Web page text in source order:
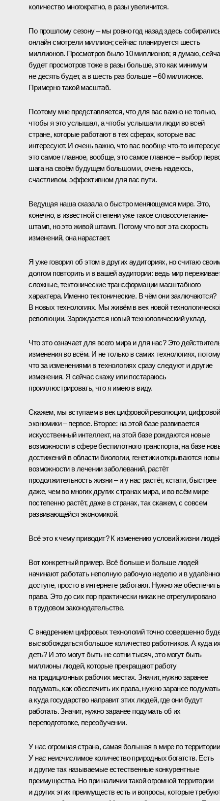
количество многократно, в разы увеличится.
По прошлому сезону – мы ровно год назад здесь
онлайн смотрели миллион; сейчас планируется шесть
миллионов. Просмотров было 10 миллионов; я думаю,
будет просмотров тоже в разы больше, это как минимум
не десять будет, а в шесть раз больше – 60 миллионов.
Примерно такой масштаб.
Поэтому мне представляется, что для вас важно не только,
чтобы я это услышал, а чтобы услышали люди во всей
стране, которые работают в тех сферах, которые вас
интересуют. И очень важно, что вас вообще что‑то
это самое главное, вообще, это самое главное – выбор
шага на своём будущем большом и, очень надеюсь,
счастливом, эффективном для вас пути.
Ведущая наша сказала о быстро меняющемся мире. Это,
конечно, в известной степени уже такое словосочетание-
штамп, но это живой штамп. Потому что вот эта скорость
изменений, она нарастает.
Я уже говорил об этом в других аудиториях, но считаю
долгом повторить и в вашей аудитории: ведь мир
сложные, тектонические трансформации масштабного
характера. Именно тектонические. В чём они заключаются?
В новых технологиях. Мы живём в век новой
революции. Зарождается новый технологический уклад.
Что это означает для всего мира и для нас? Это
изменения во всём. И не только в самих технологиях, потому
что за изменениями в технологиях сразу следуют и другие
изменения. Я сейчас скажу или постараюсь
проиллюстрировать, что я имею в виду.
Скажем, мы вступаем в век цифровой революции, цифровой
экономики – первое. Второе: на этой базе развивается
искусственный интеллект, на этой базе рождаются новые
возможности в сфере беспилотного транспорта, на базе
достижений в области биологии, генетики открываются
возможности в лечении заболеваний, растёт
продолжительность жизни – и у нас растёт, кстати, быстрее
даже, чем во многих других странах мира, и во всём мире
постепенно растёт, даже в странах, так скажем, с совсем
развивающейся экономикой.
Всё это к чему приводит? К изменению условий жизни
Вот конкретный пример. Всё больше и больше людей
начинают работать неполную рабочую неделю и в
доступе, просто в интернете работают. Нужно же
права. Это до сих пор практически никак не отрегулировано
в трудовом законодательстве.
С внедрением цифровых технологий точно совершенно
высвобождаться большое количество работников. А куда
деть? И это могут быть не сотни тысяч, это могут быть
миллионы людей, которые прекращают работу
на традиционных рабочих местах. Значит, нужно заранее
подумать, как обеспечить их права, нужно заранее
а куда государство направит этих людей, где они будут
работать. Значит, нужно заранее подумать об их
переподготовке, переобучении.
У нас огромная страна, самая большая в мире по
У нас неисчислимое количество природных богатств. Есть
и другие так называемые естественные конкурентные
преимущества. Но при наличии такой огромной территории
и других этих преимуществ есть и вопросы, которые